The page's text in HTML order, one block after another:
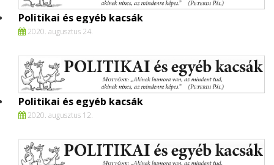
Politikai és egyéb kacsák
2020. augusztus 24.
Politikai és egyéb kacsák
2020. augusztus 12.